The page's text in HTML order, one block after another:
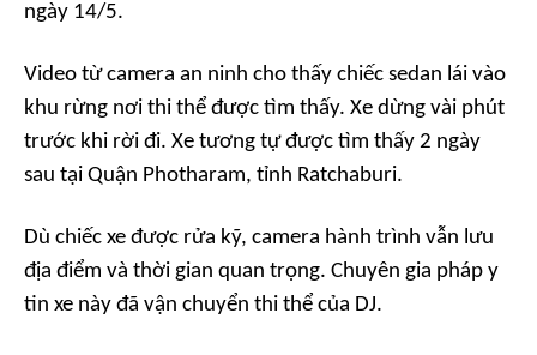
ngày 14/5.
Video từ camera an ninh cho thấy chiếc sedan lái vào
khu rừng nơi thi thể được tìm thấy. Xe dừng vài phút
trước khi rời đi. Xe tương tự được tìm thấy 2 ngày
sau tại Quận Photharam, tỉnh Ratchaburi.
Dù chiếc xe được rửa kỹ, camera hành trình vẫn lưu
địa điểm và thời gian quan trọng. Chuyên gia pháp y
tin xe này đã vận chuyển thi thể của DJ.